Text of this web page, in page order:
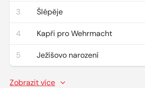
3 Šlépěje
4 Kapři pro Wehrmacht
5 Ježíšovo narození
Zobrazit více